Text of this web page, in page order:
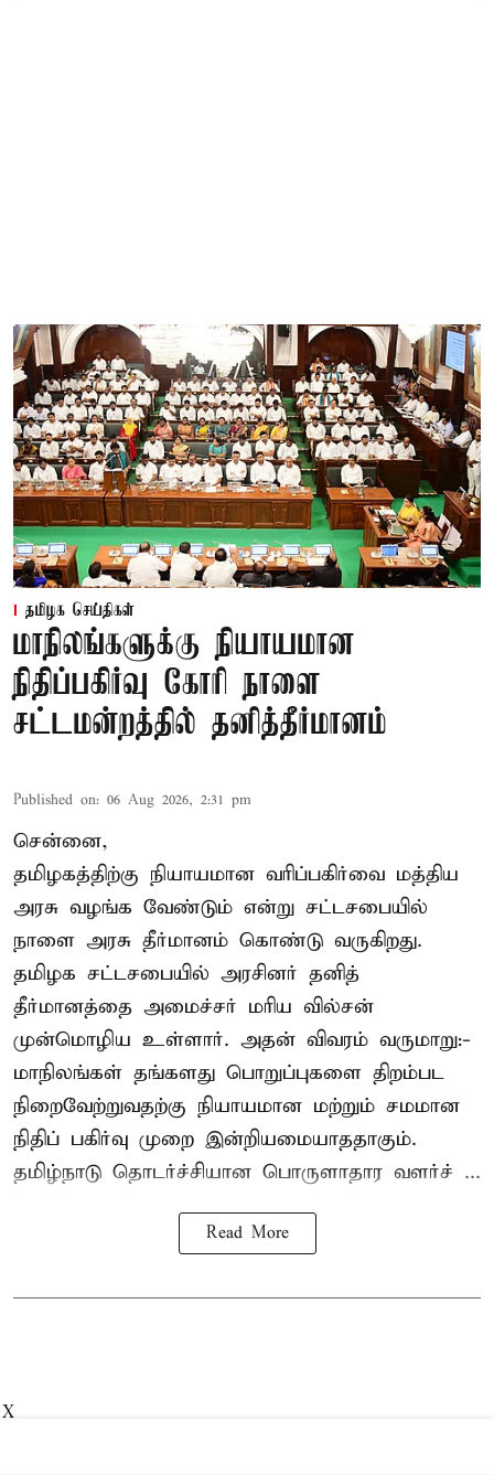
தமிழக செய்திகள்
மாநிலங்களுக்கு நியாயமான
நிதிப்பகிர்வு கோரி நாளை
சட்டமன்றத்தில் தனித்தீர்மானம்
Published on: 06 Aug 2026, 2:31 pm
சென்னை,
தமிழகத்திற்கு நியாயமான வரிப்பகிர்வை மத்திய
அரசு வழங்க வேண்டும் என்று சட்டசபையில்
நாளை அரசு தீர்மானம் கொண்டு வருகிறது.
தமிழக சட்டசபையில் அரசினர் தனித்
தீர்மானத்தை அமைச்சர் மரிய வில்சன்
முன்மொழிய உள்ளார். அதன் விவரம் வருமாறு:-
மாநிலங்கள் தங்களது பொறுப்புகளை திறம்பட
நிறைவேற்றுவதற்கு நியாயமான மற்றும் சமமான
நிதிப் பகிர்வு முறை இன்றியமையாததாகும்.
தமிழ்நாடு தொடர்ச்சியான பொருளாதார வளர்ச் ...
Read More
X